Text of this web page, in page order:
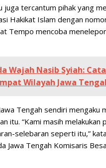
juga tercantum pihak yang
Hakikat Islam dengan
Tempo mencoba
Wajah Nasib Syiah:
Wilayah Jawa
Tengah sendiri mengaku
itu. “Kami masih melakukan
selebaran seperti itu,”
Jawa Tengah Komisaris